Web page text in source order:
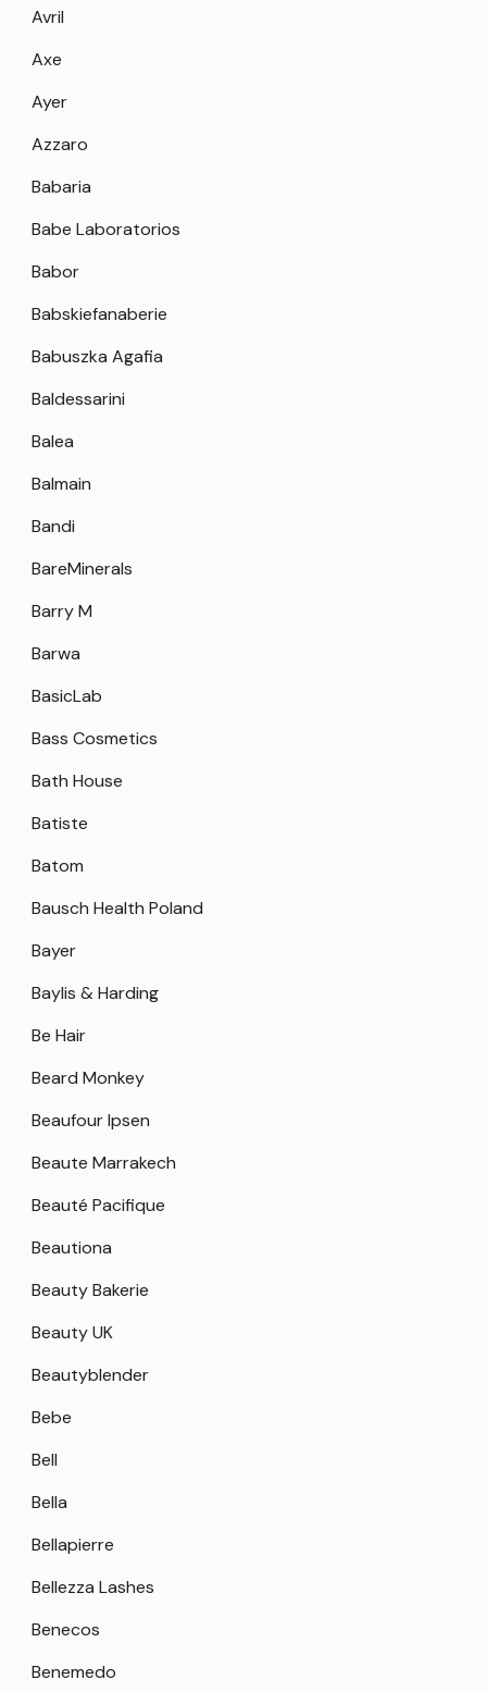
Avril
Axe
Ayer
Azzaro
Babaria
Babe Laboratorios
Babor
Babskiefanaberie
Babuszka Agafia
Baldessarini
Balea
Balmain
Bandi
BareMinerals
Barry M
Barwa
BasicLab
Bass Cosmetics
Bath House
Batiste
Batom
Bausch Health Poland
Bayer
Baylis & Harding
Be Hair
Beard Monkey
Beaufour Ipsen
Beaute Marrakech
Beauté Pacifique
Beautiona
Beauty Bakerie
Beauty UK
Beautyblender
Bebe
Bell
Bella
Bellapierre
Bellezza Lashes
Benecos
Benemedo